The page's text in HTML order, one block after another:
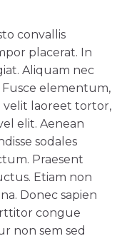
convallis
placerat. In
Aliquam nec
Fusce elementum,
velit laoreet tortor,
elit. Aenean
sodales
Praesent
Etiam non
Donec sapien
congue
non sem sed